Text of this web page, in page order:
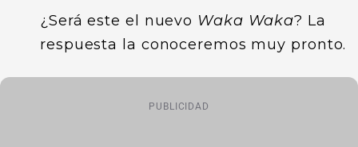
¿Será este el nuevo Waka Waka? La
respuesta la conoceremos muy pronto.
PUBLICIDAD